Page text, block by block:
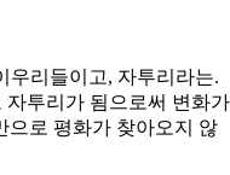
우리들이고, 자투리라는.
투리가 됨으로써 변화가
으로 평화가 찾아오지 않